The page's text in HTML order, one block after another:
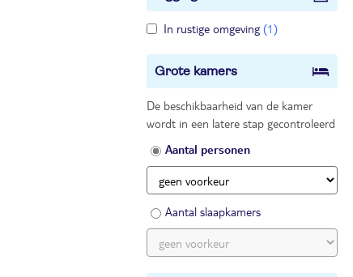
In rustige omgeving (1)
Grote kamers
De beschikbaarheid van de kamer
wordt in een latere stap gecontroleerd
Aantal personen
Aantal slaapkamers